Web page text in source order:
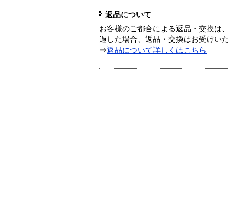
返品について
お客様のご都合による返品・交換は
過した場合、返品・交換はお受けい
⇒返品について詳しくはこちら